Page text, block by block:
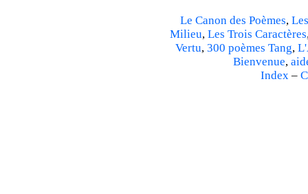
Le Canon des Poèmes,
Milieu, Les Trois Caractères
Vertu, 300 poèmes Tang,
Bienvenue,
Index –